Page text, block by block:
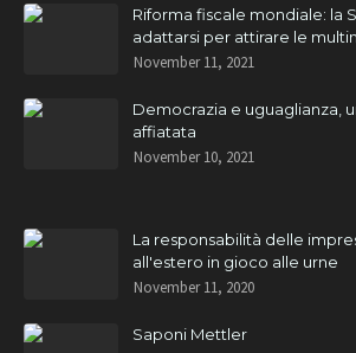
Riforma fiscale mondiale: la
adattarsi per attirare le
November 11, 2021
Democrazia e uguaglianza,
affiatata
November 10, 2021
La responsabilità delle
all'estero in gioco alle urne
November 11, 2020
Saponi Mettler